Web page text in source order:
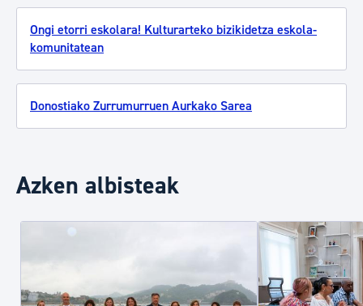
Ongi etorri eskolara! Kulturarteko bizikidetza eskola-
komunitatean
Donostiako Zurrumurruen Aurkako Sarea
Azken albisteak